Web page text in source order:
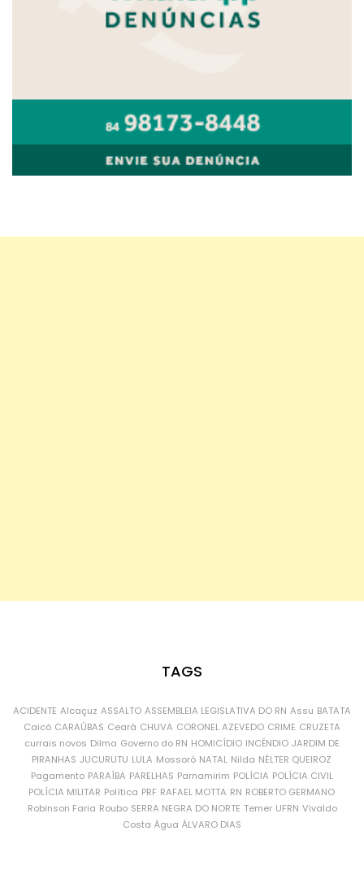
TAGS
ACIDENTE Alcaçuz ASSALTO ASSEMBLEIA LEGISLATIVA DO RN Assu BATATA
Caicó CARAÚBAS Ceará CHUVA CORONEL AZEVEDO CRIME CRUZETA
currais novos Dilma Governo do RN HOMICÍDIO INCÊNDIO JARDIM DE
PIRANHAS JUCURUTU LULA Mossoró NATAL Nilda NÉLTER QUEIROZ
Pagamento PARAÍBA PARELHAS Parnamirim POLÍCIA POLÍCIA CIVIL
POLÍCIA MILITAR Política PRF RAFAEL MOTTA RN ROBERTO GERMANO
Robinson Faria Roubo SERRA NEGRA DO NORTE Temer UFRN Vivaldo
Costa Água ÁLVARO DIAS